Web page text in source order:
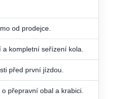
od prodejce.
kompletní seřízení kola.
před první jízdou.
přepravní obal a krabici.